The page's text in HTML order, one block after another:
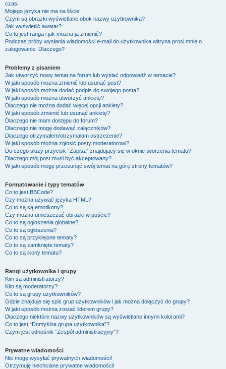
czas!
Mojego języka nie ma na liście!
Czym są obrazki wyświetlane obok nazwy użytkownika?
Jak wyświetlić awatar?
Co to jest ranga i jak można ją zmienić?
Podczas próby wysłania wiadomości e-mail do użytkownika witryna prosi mnie o
zalogowanie. Dlaczego?
Problemy z pisaniem
Jak utworzyć nowy temat na forum lub wysłać odpowiedź w temacie?
W jaki sposób można zmienić lub usunąć post?
W jaki sposób można dodać podpis do swojego posta?
W jaki sposób można utworzyć ankietę?
Dlaczego nie można dodać więcej opcji ankiety?
W jaki sposób zmienić lub usunąć ankietę?
Dlaczego nie mam dostępu do forum?
Dlaczego nie mogę dodawać załączników?
Dlaczego otrzymałem/otrzymałam ostrzeżenie?
W jaki sposób można zgłosić posty moderatorowi?
Do czego służy przycisk “Zapisz” znajdujący się w oknie tworzenia tematu?
Dlaczego mój post musi być akceptowany?
W jaki sposób mogę przesunąć swój temat na górę strony tematów?
Formatowanie i typy tematów
Co to jest BBCode?
Czy można używać języka HTML?
Co to są są emotikony?
Czy można umieszczać obrazki w poście?
Co to są ogłoszenia globalne?
Co to są ogłoszenia?
Co to są przyklejone tematy?
Co to są zamknięte tematy?
Co to są ikony tematu?
Rangi użytkownika i grupy
Kim są administratorzy?
Kim są moderatorzy?
Co to są grupy użytkowników?
Gdzie znajduje się spis grup użytkowników i jak można dołączyć do grupy?
W jaki sposób można zostać liderem grupy?
Dlaczego niektóre nazwy użytkowników są wyświetlane innymi kolorami?
Co to jest “Domyślna grupa użytkownika”?
Czym jest odnośnik “Zespół administracyjny”?
Prywatne wiadomości
Nie mogę wysyłać prywatnych wiadomości!
Otrzymuję niechciane prywatne wiadomości!